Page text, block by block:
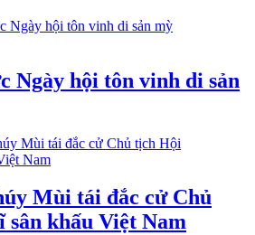
Ngày hội tôn vinh di sản
Mùi tái đắc cử Chủ
sân khấu Việt Nam